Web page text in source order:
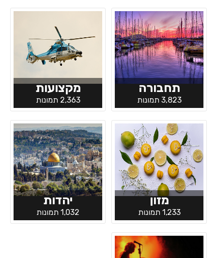
תחבורה
3,823 תמונות
מקצועות
2,363 תמונות
מזון
1,233 תמונות
יהדות
1,032 תמונות